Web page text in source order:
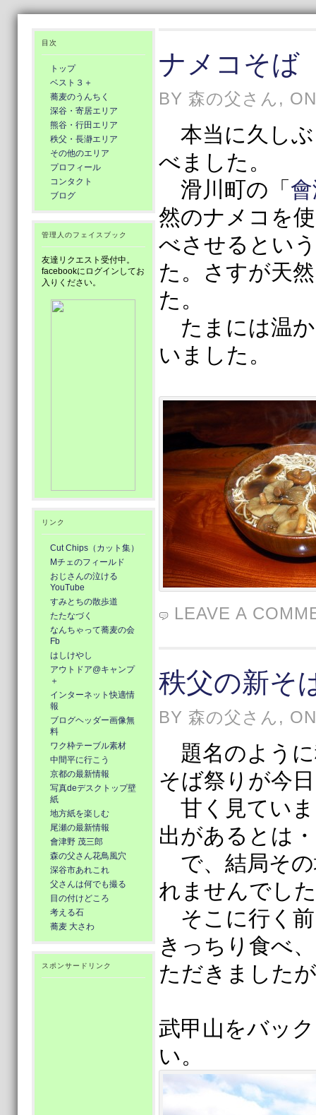
目次
トップ
ベスト３＋
蕎麦のうんちく
深谷・寄居エリア
熊谷・行田エリア
秩父・長瀞エリア
その他のエリア
プロフィール
コンタクト
ブログ
管理人のフェイスブック
友達リクエスト受付中。
facebookにログインしてお
入りください。
リンク
Cut Chips（カット集）
Mチェのフィールド
おじさんの泣ける
YouTube
すみとちの散歩道
たたなづく
なんちゃって蕎麦の会
Fb
はしけやし
アウトドア@キャンプ
＋
インターネット快適情
報
ブログヘッダー画像無
料
ワク枠テーブル素材
中間平に行こう
京都の最新情報
写真deデスクトップ壁
紙
地方紙を楽しむ
尾瀬の最新情報
會津野 茂三郎
森の父さん花鳥風穴
深谷市あれこれ
父さんは何でも撮る
目の付けどころ
考える石
蕎麦 大さわ
スポンサードリンク
ナメコそば
BY 森の父さん,
本当に久しぶ
べました。
滑川町の「
然のナメコを
べさせるとい
た。さすが天
た。
たまには温
いました。
LEAVE A
秩父の新そ
BY 森の父さん,
題名のように
そば祭りが今
甘く見てい
出があるとは
で、結局その
れませんでし
そこに行く前
きっちり食べ
ただきました
武甲山をバッ
い。